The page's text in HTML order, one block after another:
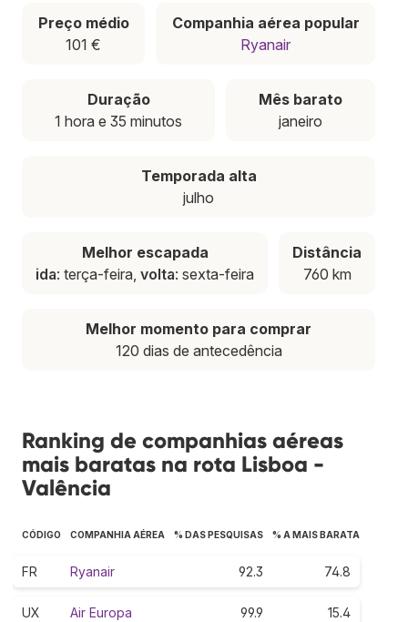
Preço médio
101 €
Companhia aérea popular
Ryanair
Duração
1 hora e 35 minutos
Mês barato
janeiro
Temporada alta
julho
Melhor escapada
ida: terça-feira, volta: sexta-feira
Distância
760 km
Melhor momento para comprar
120 dias de antecedência
Ranking de companhias aéreas
mais baratas na rota Lisboa -
Valência
CÓDIGO COMPANHIA AÉREA % DAS PESQUISAS % A MAIS BARATA
FR Ryanair 92.3 74.8
UX Air Europa 99.9 15.4